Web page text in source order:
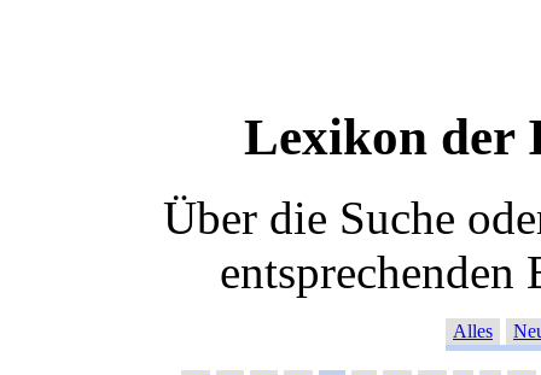
Lexikon der
Über die Suche
Alles